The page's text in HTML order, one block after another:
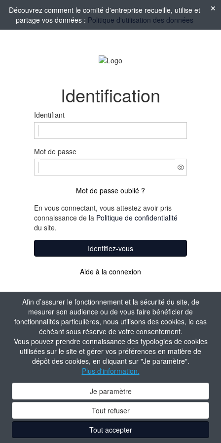
Afin d’assurer le fonctionnement et la sécurité du site, de
mesurer son audience ou de vous faire bénéficier de
fonctionnalités particulières, nous utilisons des cookies, le cas
échéant sous réserve de votre consentement.
Vous pouvez prendre connaissance des typologies de cookies
utilisées sur le site et gérer vos préférences en matière de
dépôt des cookies, en cliquant sur "Je paramètre".
Plus d'information.
Je paramètre
Tout refuser
Tout accepter
Découvrez comment le comité d'entreprise recueille, utilise et
partage vos données : Politique d'utilisation des données
Identification
Identifiant
Mot de passe
Mot de passe oublié ?
En vous connectant, vous attestez avoir pris
connaissance de la Politique de confidentialité
du site.
Identifiez-vous
Aide à la connexion